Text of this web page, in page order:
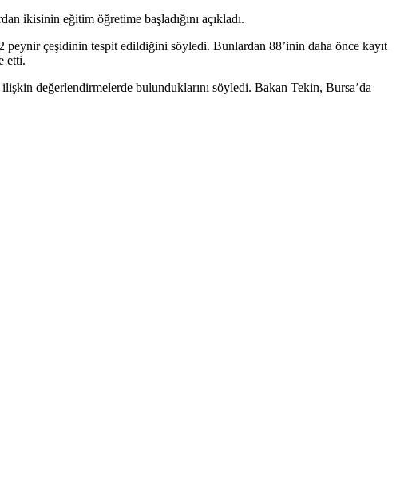
ikisinin eğitim öğretime başladığını açıkladı.
çeşidinin tespit edildiğini söyledi. Bunlardan 88’inin daha önce kayıt
etti.
değerlendirmelerde bulunduklarını söyledi. Bakan Tekin, Bursa’da